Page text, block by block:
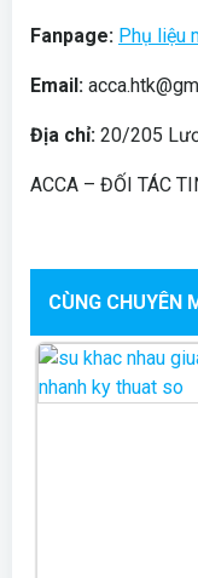
Fanpage: Phụ liệu
Email:
Địa chỉ: 20/205
ACCA – ĐỐI TÁC
CÙNG CHUYÊN